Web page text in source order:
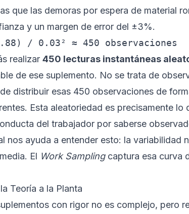
que las demoras por espera de material
y un margen de error del ±3%.
/ 0.03² ≈ 450 observaciones
realizar 450 lecturas instantáneas
de ese suplemento. No se trata de
distribuir esas 450 observaciones de
Esta aleatoriedad es precisamente lo
del trabajador por saberse
nos ayuda a entender esto: la variabilidad
El Work Samplingcaptura esa curva
Teoría a la Planta
con rigor no es complejo, pero